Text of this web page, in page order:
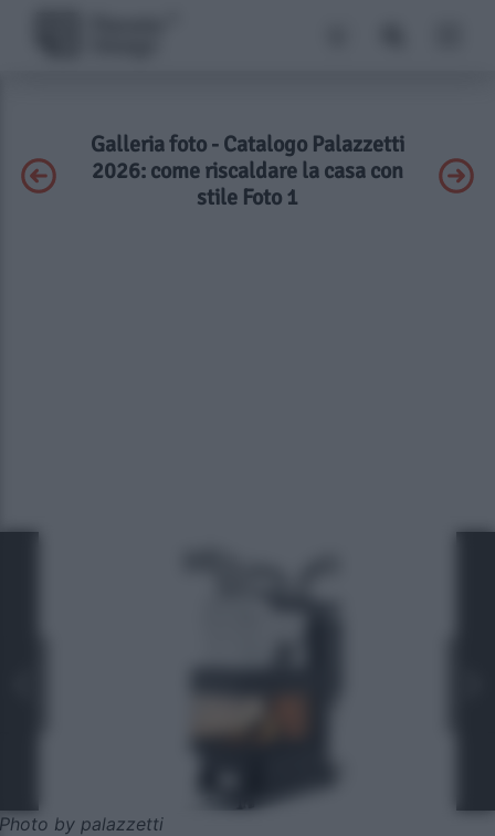
Galleria foto - Catalogo Palazzetti
2026: come riscaldare la casa con
stile Foto 1
Photo by palazzetti